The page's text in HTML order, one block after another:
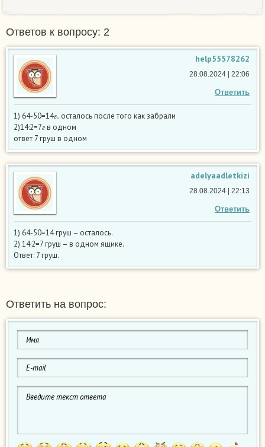
Ответов к вопросу: 2
help55578262
Ответить
28.08.2024 | 22:06
1) 64-50=14
осталось после того как забрали
2)14:2=7 в одном
ответ 7 груш в одном
adelyaadletkizi
Ответить
28.08.2024 | 22:13
1) 64-50=14 груш – осталось.
2) 14:2=7 груш – в одном ящике.
Ответ: 7 груш.
Ответить на вопрос: